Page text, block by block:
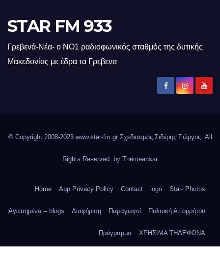
STAR FM 933
Γρεβενά-Νέα- ο ΝΟ1 ραδιοφωνικός σταθμός της δυτικής
Μακεδονίας με έδρα τα Γρεβενα
© Copyright 2008-2023 www.star-fm.gr Σχεδιασμός Σιδέρης Γιώργος. All
Rights Reserved. by Themeansar
Home App Privacy Policy Contact logo Star- Photos
Αγαπημένα – blogs Διαφήμιση Παραγωγοί Πολιτική Απορρήτου
Πρόγραμμα ΧΡΗΣΙΜΑ ΤΗΛΕΦΩΝΑ